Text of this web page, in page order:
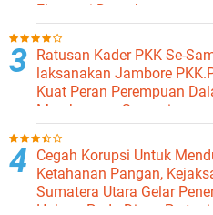
Ekonomi Daerah
Ratusan Kader PKK Se-
laksanakan Jambore
Kuat Peran Perempuan
Membangun Samosir.
Cegah Korupsi Untuk
Ketahanan Pangan,
Sumatera Utara Gelar
Hukum Pada Dinas